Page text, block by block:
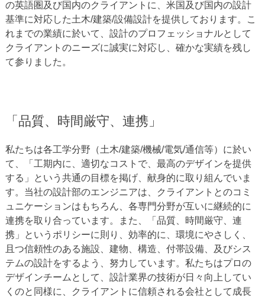
の英語圏及び国内のクライアントに、米国及び国内の設計
基準に対応した土木/建築/設備設計を提供しております。こ
れまでの業績に於いて、設計のプロフェッショナルとして
クライアントのニーズに誠実に対応し、確かな実績を残し
て参りました。
「品質、時間厳守、連携」
私たちは各工学分野（土木/建築/機械/電気/通信等）に於い
て、「工期内に、適切なコストで、最高のデザインを提供
する」という共通の目標を掲げ、献身的に取り組んでいま
す。当社の設計部のエンジニアは、クライアントとのコミ
ュニケーションはもちろん、各専門分野が互いに継続的に
連携を取り合っています。また、「品質、時間厳守、連
携」というポリシーに則り、効率的に、環境にやさしく、
且つ信頼性のある施設、建物、構造、付帯設備、及びシス
テムの設計をするよう、努力しています。私たちはプロの
デザインチームとして、設計業界の技術が日々向上してい
くのと同様に、クライアントに信頼される会社として成長